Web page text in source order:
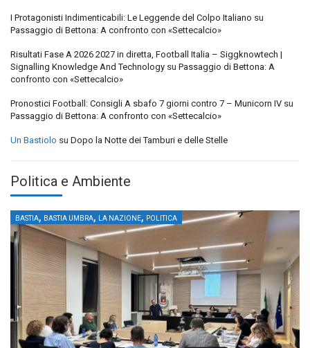
I Protagonisti Indimenticabili: Le Leggende del Colpo Italiano su
Passaggio di Bettona: A confronto con «Settecalcio»
Risultati Fase A 2026 2027 in diretta, Football Italia – Siggknowtech |
Signalling Knowledge And Technology su Passaggio di Bettona: A
confronto con «Settecalcio»
Pronostici Football: Consigli A sbafo 7 giorni contro 7 – Municorn IV su
Passaggio di Bettona: A confronto con «Settecalcio»
Un Bastiolo su Dopo la Notte dei Tamburi e delle Stelle
Politica e Ambiente
BASTIA, BASTIA UMBRA, LA NAZIONE, POLITICA